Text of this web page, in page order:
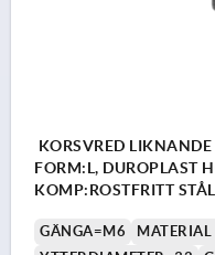
KORSVRED
FORM:L, DUROPLAST
KOMP:ROSTFRITT STÅL
GÄNGA=M6
MATERIAL